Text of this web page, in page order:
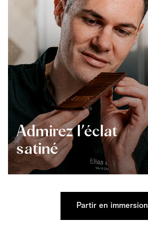
Admirez l’éclat
satiné
Partir en immersion